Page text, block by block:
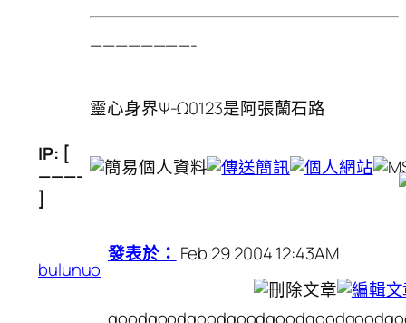
————————-
靈心身界Ψ-Ω0123是阿張蘭石路
IP: [
———-
]
bulunuo
發表於： Feb 29 2004 12:43AM